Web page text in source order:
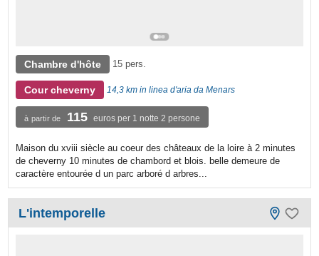
Chambre d'hôte 15 pers.
Cour cheverny 14,3 km in linea d'aria da Menars
à partir de 115 euros per 1 notte 2 persone
Maison du xviii siècle au coeur des châteaux de la loire à 2 minutes
de cheverny 10 minutes de chambord et blois. belle demeure de
caractère entourée d un parc arboré d arbres...
L'intemporelle